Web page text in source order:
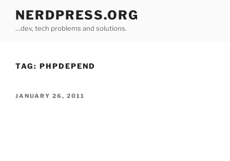
content
NERDPRESS.ORG
…dev, tech problems and solutions.
TAG: PHPDEPEND
POSTED
JANUARY 26, 2011